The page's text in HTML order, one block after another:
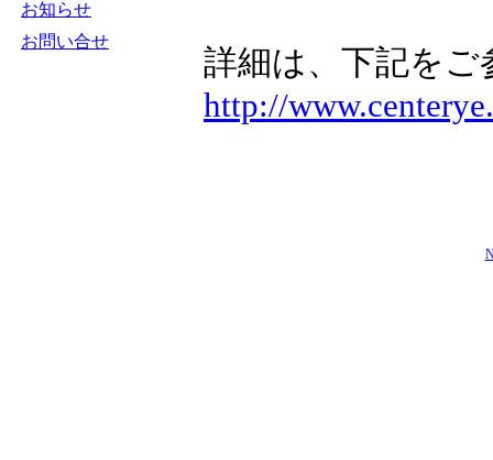
お知らせ
お問い合せ
詳細は、下記を
http://